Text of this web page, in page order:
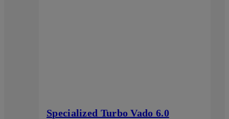
Specialized Turbo Vado 6.0